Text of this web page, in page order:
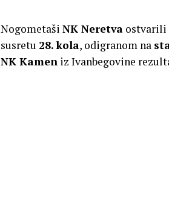
Nogometaši NK Neretva ostvarili
susretu 28. kola, odigranom na
NK Kamen iz Ivanbegovine